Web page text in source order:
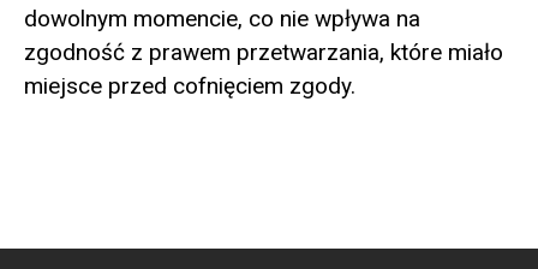
dowolnym momencie, co nie wpływa na
zgodność z prawem przetwarzania, które miało
miejsce przed cofnięciem zgody.